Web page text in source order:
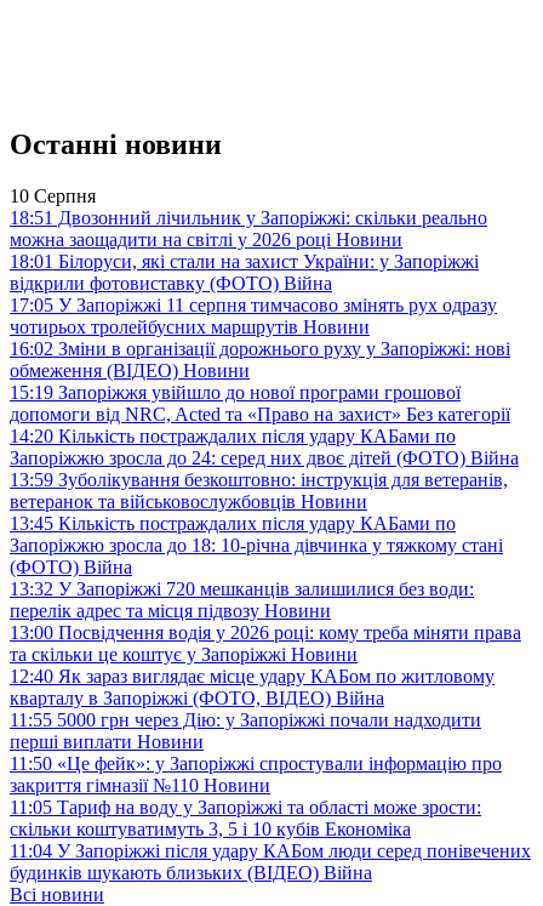
Останні новини
10 Серпня
18:51 Двозонний лічильник у Запоріжжі: скільки реально
можна заощадити на світлі у 2026 році Новини
18:01 Білоруси, які стали на захист України: у Запоріжжі
відкрили фотовиставку (ФОТО) Війна
17:05 У Запоріжжі 11 серпня тимчасово змінять рух одразу
чотирьох тролейбусних маршрутів Новини
16:02 Зміни в організації дорожнього руху у Запоріжжі: нові
обмеження (ВІДЕО) Новини
15:19 Запоріжжя увійшло до нової програми грошової
допомоги від NRC, Acted та «Право на захист» Без категорії
14:20 Кількість постраждалих після удару КАБами по
Запоріжжю зросла до 24: серед них двоє дітей (ФОТО) Війна
13:59 Зуболікування безкоштовно: інструкція для ветеранів,
ветеранок та військовослужбовців Новини
13:45 Кількість постраждалих після удару КАБами по
Запоріжжю зросла до 18: 10-річна дівчинка у тяжкому стані
(ФОТО) Війна
13:32 У Запоріжжі 720 мешканців залишилися без води:
перелік адрес та місця підвозу Новини
13:00 Посвідчення водія у 2026 році: кому треба міняти права
та скільки це коштує у Запоріжжі Новини
12:40 Як зараз виглядає місце удару КАБом по житловому
кварталу в Запоріжжі (ФОТО, ВІДЕО) Війна
11:55 5000 грн через Дію: у Запоріжжі почали надходити
перші виплати Новини
11:50 «Це фейк»: у Запоріжжі спростували інформацію про
закриття гімназії №110 Новини
11:05 Тариф на воду у Запоріжжі та області може зрости:
скільки коштуватимуть 3, 5 і 10 кубів Економіка
11:04 У Запоріжжі після удару КАБом люди серед понівечених
будинків шукають близьких (ВІДЕО) Війна
Всі новини